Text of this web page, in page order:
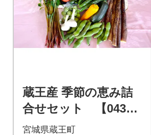
蔵王産 季節の恵み詰
合せセット 【04301
-0021】
宮城県蔵王町